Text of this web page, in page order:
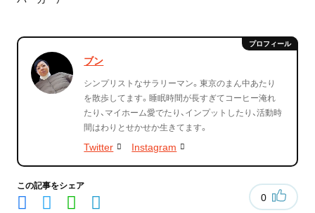
ブン
シンプリストなサラリーマン。東京のまん中あたり
を散歩してます。睡眠時間が長すぎてコーヒー淹れ
たり、マイホーム愛でたり、インプットしたり、活動時
間はわりとせかせか生きてます。
Twitter Instagram
この記事をシェア
0